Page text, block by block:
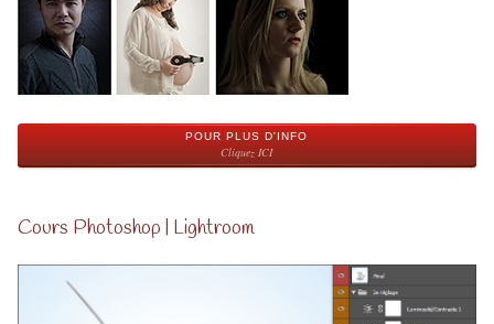
POUR PLUS D'INFO
Cliquez ICI
Cours Photoshop | Lightroom